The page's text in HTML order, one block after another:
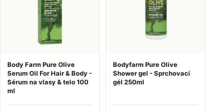
Body Farm Pure Olive
Serum Oil For Hair & Body -
Sérum na vlasy & telo 100
ml
Bodyfarm Pure Olive
Shower gel - Sprchovací
gél 250ml